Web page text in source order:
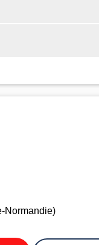
Normandie)